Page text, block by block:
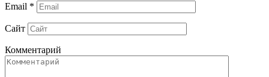
Email *
Сайт
Комментарий